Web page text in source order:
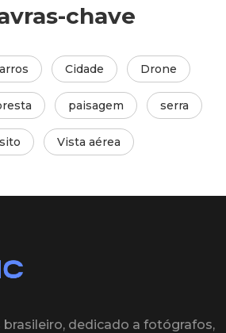
chave
Cidade Drone
paisagem serra
Vista aérea
brasileiro, dedicado a fotógrafos,